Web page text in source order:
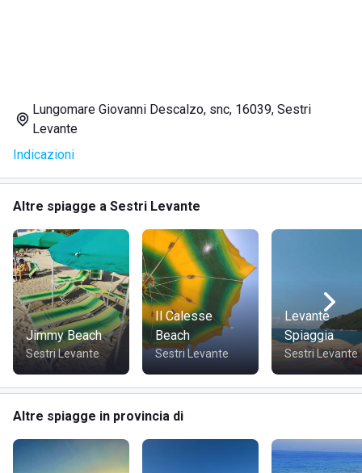
Ombrelloni
Sdraio
Lettini
Bar sulla spiaggia
Carte
Docce calde
Ristorante fronte mare
Noleggio SUP
Aperitivo all'ombrellone
DOVE SI TROVA IL LIDO SOTTOMARINO BEACH
Il lido Sottomarino Beach si trova sul Lungomare Giovanni
Descalzo, a soli 900 metri dal centro di Sestri Levante, in
provincia di Genova, Liguria. La sua posizione offre un
facile accesso alla vivace città e alla splendidaBaia delle
Lungomare Giovanni Descalzo, snc, 16039, Sestri
Levante
Indicazioni
Altre spiagge a Sestri Levante
Jimmy Beach
Sestri Levante
Il Calesse
Beach
Sestri Levante
Levante
Spiaggia
Sestri Levante
Altre spiagge in provincia di